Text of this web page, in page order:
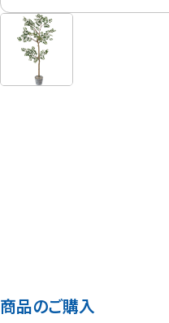
商品のご購入